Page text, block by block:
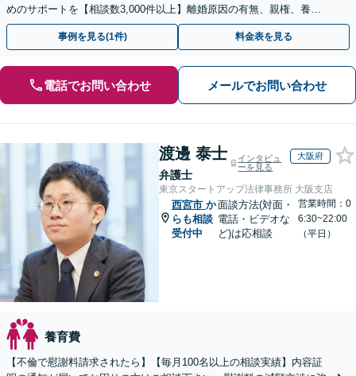
めのサポートを【相談数3,000件以上】離婚原因の有無、親権、養育
費、財産分与、慰謝料請求【夜間・休日相談可】
事例を見る(1件) 料金表を見る
電話でお問い合わせ メールでお問い合わせ
渡邊 泰士
弁護士
インタビュ
ーを見る
大阪府
東京スタートアップ法律事務所 大阪支店
西宮市 か
らも相談
受付中
面談方法(対面・
電話・ビデオな
ど)は応相談
営業時間：0
6:30~22:00
（平日）
養育費
【不倫で慰謝料請求されたら】【毎月100名以上の相談実績】内容証